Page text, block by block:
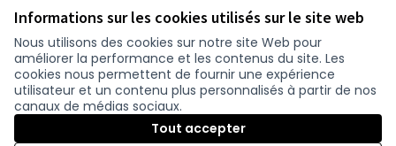
Informations sur les cookies utilisés sur le site web
Nous utilisons des cookies sur notre site Web pour
améliorer la performance et les contenus du site. Les
cookies nous permettent de fournir une expérience
utilisateur et un contenu plus personnalisés à partir de nos
canaux de médias sociaux.
Tout accepter
Vérifiez l'empreinte numérique
Conditions d'utilisation
Paramètres des cookies
participer.loire-atlantique.fr sur Facebook
(Nouvelle fenêtre)
participer.loire-atlantique.fr sur Instagram
(Nouvelle fenêtre)
participer.loire-atlantique.fr sur YouTube
(Nouvelle fenêtre)